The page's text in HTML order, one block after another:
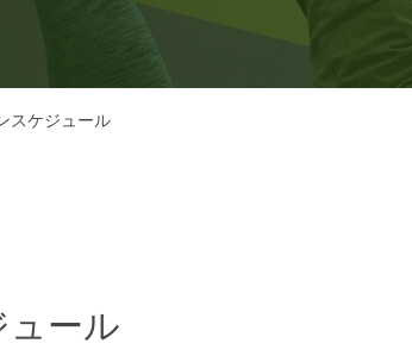
スケジュール
ュール